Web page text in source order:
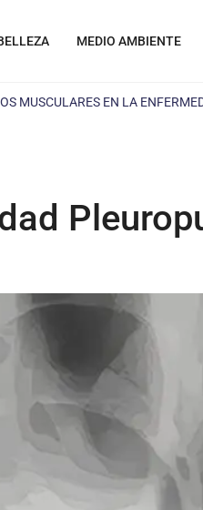
MEDIO AMBIENTE
MUSCULARES EN LA